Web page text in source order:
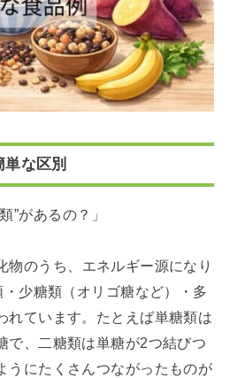
な区別
”があるの？」
物のうち、エネルギー源になり
・少糖類（オリゴ糖など）・多
れています。たとえば単糖類は
で、二糖類は単糖が2つ結びつ
うにたくさんつながったものが